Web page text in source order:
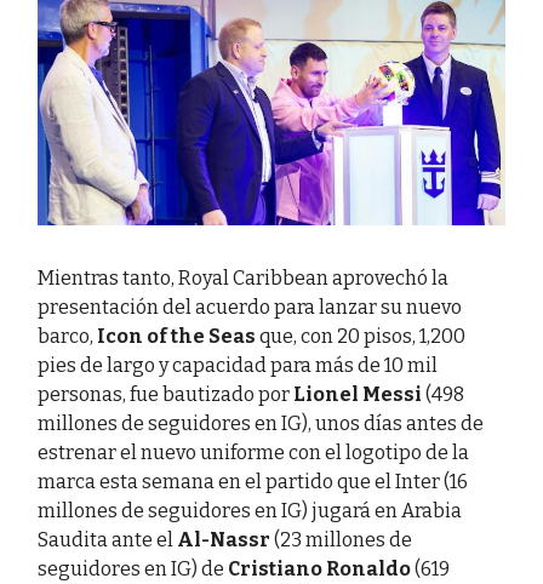
Mientras tanto, Royal Caribbean aprovechó la
presentación del acuerdo para lanzar su nuevo
barco, Icon of the Seas que, con 20 pisos, 1,200
pies de largo y capacidad para más de 10 mil
personas, fue bautizado por Lionel Messi (498
millones de seguidores en IG), unos días antes de
estrenar el nuevo uniforme con el logotipo de la
marca esta semana en el partido que el Inter (16
millones de seguidores en IG) jugará en Arabia
Saudita ante el Al-Nassr (23 millones de
seguidores en IG) de Cristiano Ronaldo(619